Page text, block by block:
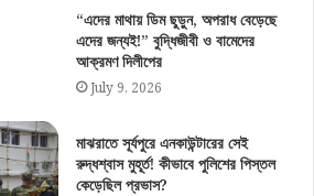
“এদের মাথায় ডিম ছুড়ুন, অপরাধ বেড়েছে
এদের জন্যই!” বুদ্ধিজীবী ও বামেদের
আক্রমণ দিলীপের
July 9, 2026
মাঝরাতে সূর্যপুরে এনকাউন্টারের সেই
রুদ্ধশ্বাস মুহূর্ত! কীভাবে পুলিশের পিস্তল
কেড়েছিল প্রভাস?